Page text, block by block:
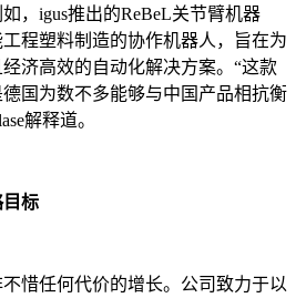
，igus推出的ReBeL关节臂机器
程塑料制造的协作机器人，旨在为
济高效的自动化解决方案。“这款
国为数不多能够与中国产品相抗衡
解释道。
标
惜任何代价的增长。公司致力于以